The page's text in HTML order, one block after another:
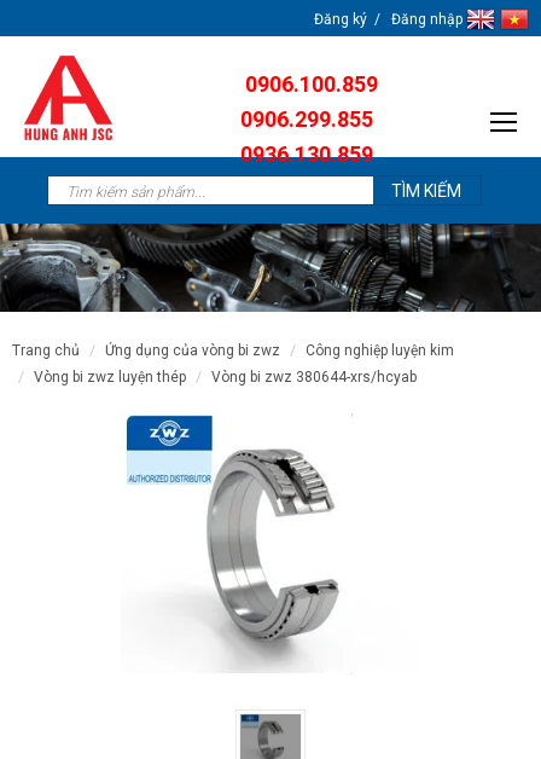
Đăng ký Đăng nhập
0906.100.859
0906.299.855
0936.130.859
trang chủ ứng dụng của vòng bi zwz
công nghiệp luyện kim
vòng bi zwz luyện thép
vòng bi zwz 380644-xrs/hcyab